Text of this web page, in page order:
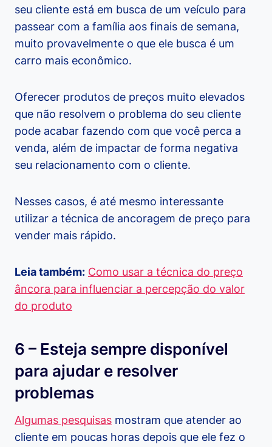
seu cliente está em busca de um veículo para
passear com a família aos finais de semana,
muito provavelmente o que ele busca é um
carro mais econômico.
Oferecer produtos de preços muito elevados
que não resolvem o problema do seu cliente
pode acabar fazendo com que você perca a
venda, além de impactar de forma negativa
seu relacionamento com o cliente.
Nesses casos, é até mesmo interessante
utilizar a técnica de ancoragem de preço para
vender mais rápido.
Leia também: Como usar a técnica do preço
âncora para influenciar a percepção do valor
do produto
6 – Esteja sempre disponível
para ajudar e resolver
problemas
Algumas pesquisas mostram que atender ao
cliente em poucas horas depois que ele fez o